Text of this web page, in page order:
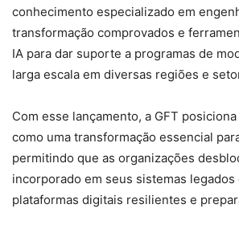
conhecimento especializado em
transformação comprovados e
IA para dar suporte a programas de
larga escala em diversas regiões e
Com esse lançamento, a GFT
como uma transformação essencial
permitindo que as organizações
incorporado em seus sistemas legados
plataformas digitais resilientes e